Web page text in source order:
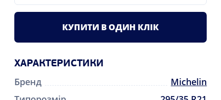
КУПИТИ В ОДИН КЛІК
ХАРАКТЕРИСТИКИ
Бренд
Michelin